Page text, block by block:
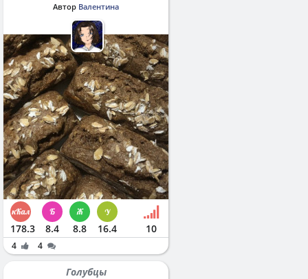
Автор Валентина
178.3 8.4 8.8 16.4 10
4 4
Голубцы